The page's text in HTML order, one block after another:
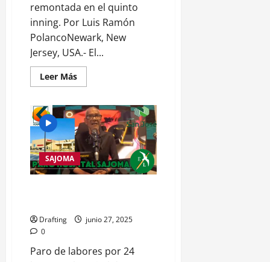
remontada en el quinto
inning. Por Luis Ramón
PolancoNewark, New
Jersey, USA.- El...
Leer MásLeer
más
Team
VIP
gana
el
II
Torneo
de
Sóftbol
La
Cast
SAJOMA
Drafting
junio 27, 2025
0
Paro de labores por 24